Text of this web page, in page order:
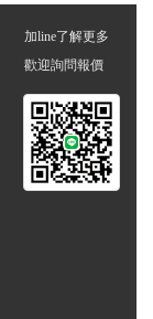
加line了解更多
歡迎詢問報價